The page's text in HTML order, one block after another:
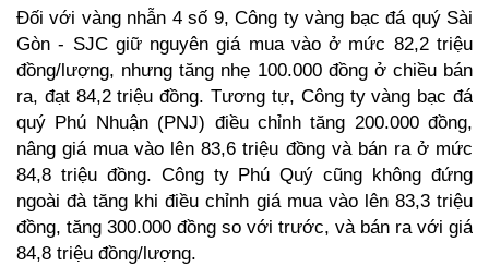
Đối với vàng nhẫn 4 số 9, Công ty vàng bạc đá quý Sài
Gòn - SJC giữ nguyên giá mua vào ở mức 82,2 triệu
đồng/lượng, nhưng tăng nhẹ 100.000 đồng ở chiều bán
ra, đạt 84,2 triệu đồng. Tương tự, Công ty vàng bạc đá
quý Phú Nhuận (PNJ) điều chỉnh tăng 200.000 đồng,
nâng giá mua vào lên 83,6 triệu đồng và bán ra ở mức
84,8 triệu đồng. Công ty Phú Quý cũng không đứng
ngoài đà tăng khi điều chỉnh giá mua vào lên 83,3 triệu
đồng, tăng 300.000 đồng so với trước, và bán ra với giá
84,8 triệu đồng/lượng.